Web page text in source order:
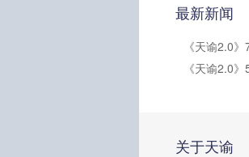
最新新闻
关于天谕